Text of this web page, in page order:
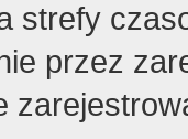
strefy
przez